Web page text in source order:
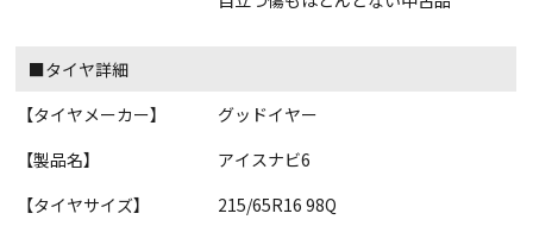
■タイヤ詳細
【タイヤメーカー】
グッドイヤー
【製品名】
アイスナビ6
【タイヤサイズ】
215/65R16 98Q